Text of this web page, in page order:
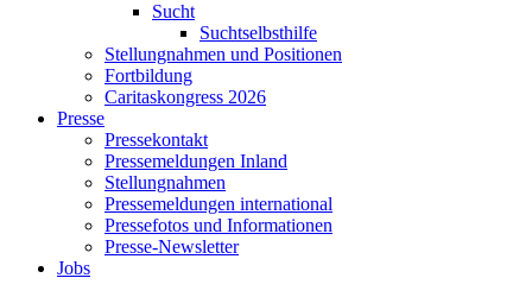
Sucht
Suchtselbsthilfe
Stellungnahmen und Positionen
Fortbildung
Caritaskongress 2026
Presse
Pressekontakt
Pressemeldungen Inland
Stellungnahmen
Pressemeldungen international
Pressefotos und Informationen
Presse-Newsletter
Jobs